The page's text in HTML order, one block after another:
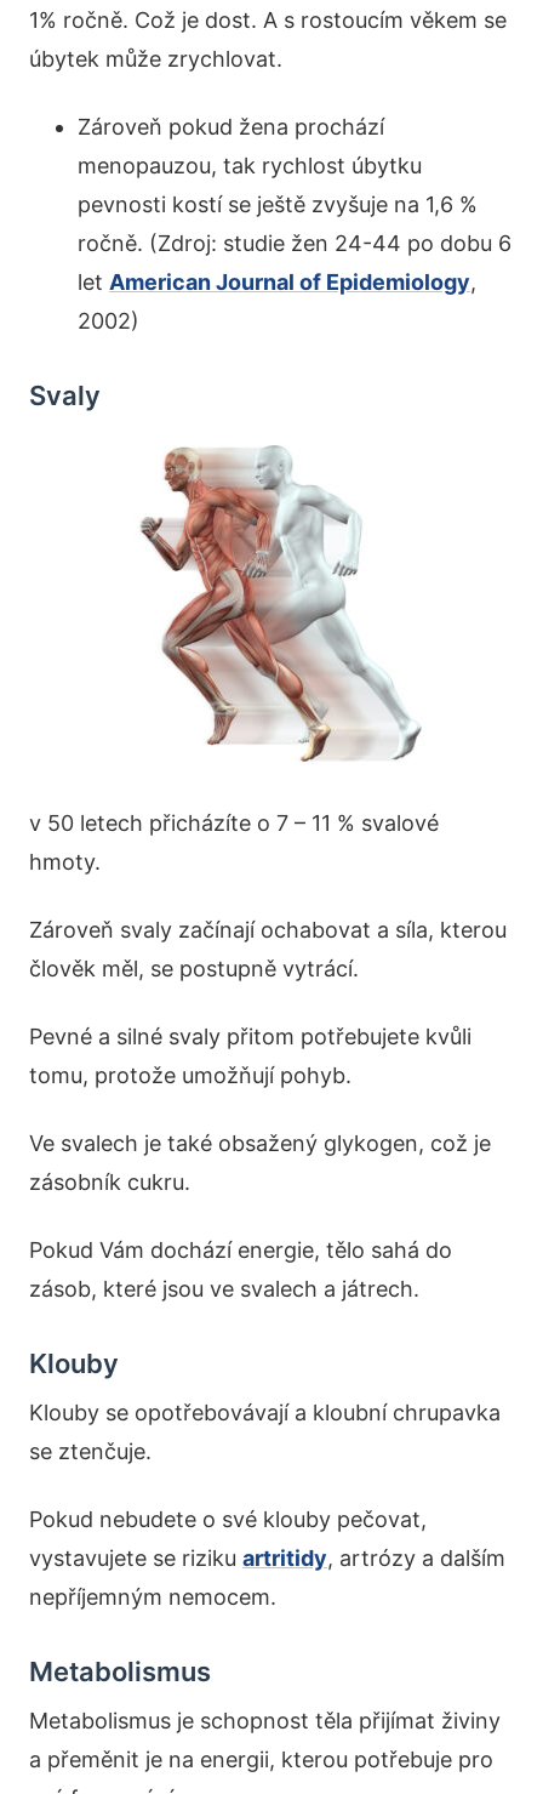
1% ročně. Což je dost. A s rostoucím věkem se
úbytek může zrychlovat.
Zároveň pokud žena prochází
menopauzou, tak rychlost úbytku
pevnosti kostí se ještě zvyšuje na 1,6 %
ročně. (Zdroj: studie žen 24-44 po dobu 6
let American Journal of Epidemiology,
2002)
Svaly
v 50 letech přicházíte o 7 – 11 % svalové
hmoty.
Zároveň svaly začínají ochabovat a síla, kterou
člověk měl, se postupně vytrácí.
Pevné a silné svaly přitom potřebujete kvůli
tomu, protože umožňují pohyb.
Ve svalech je také obsažený glykogen, což je
zásobník cukru.
Pokud Vám dochází energie, tělo sahá do
zásob, které jsou ve svalech a játrech.
Klouby
Klouby se opotřebovávají a kloubní chrupavka
se ztenčuje.
Pokud nebudete o své klouby pečovat,
vystavujete se riziku artritidy, artrózy a dalším
nepříjemným nemocem.
Metabolismus
Metabolismus je schopnost těla přijímat živiny
a přeměnit je na energii, kterou potřebuje pro